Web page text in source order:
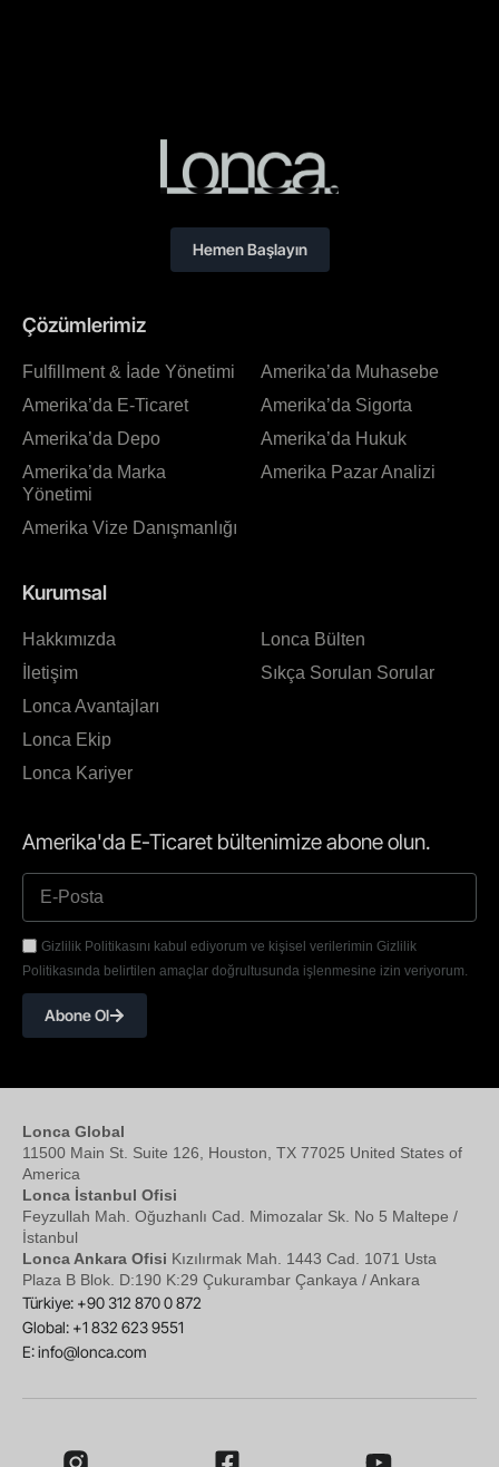
Çözümlerimiz
Fulfillment & İade Yönetimi
Amerika’da E-Ticaret
Amerika’da Depo
Amerika’da Marka
Yönetimi
Amerika Vize Danışmanlığı
Amerika’da Muhasebe
Amerika’da Sigorta
Amerika’da Hukuk
Amerika Pazar Analizi
Kurumsal
Hakkımızda
İletişim
Lonca Avantajları
Lonca Ekip
Lonca Kariyer
Lonca Bülten
Sıkça Sorulan Sorular
Amerika'da E-Ticaret bültenimize abone olun.
Gizlilik Politikasını kabul ediyorum ve kişisel verilerimin Gizlilik
Politikasında belirtilen amaçlar doğrultusunda işlenmesine izin veriyorum.
Abone Ol
Hemen Başlayın
Lonca Global
11500 Main St. Suite 126, Houston, TX 77025 United States of
America
Lonca İstanbul Ofisi
Feyzullah Mah. Oğuzhanlı Cad. Mimozalar Sk. No 5 Maltepe /
İstanbul
Lonca Ankara Ofisi Kızılırmak Mah. 1443 Cad. 1071 Usta
Plaza B Blok. D:190 K:29 Çukurambar Çankaya / Ankara
Türkiye: +90 312 870 0 872
Global: +1 832 623 9551
E:info@lonca.com